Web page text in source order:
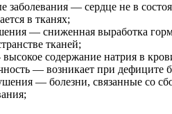
заболевания — сердце не в
в тканях;
— сниженная выработка
тканей;
содержание натрия в
— возникает при
— болезни, связанные со